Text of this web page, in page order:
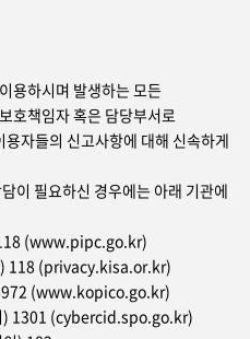
용하시며 발생하는 모든
호책임자 혹은 담당부서로
자들의 신고사항에 대해 신속하게
이 필요하신 경우에는 아래 기관에
(www.pipc.go.kr)
) 118 (privacy.kisa.or.kr)
(www.kopico.go.kr)
) 1301 (cybercid.spo.go.kr)